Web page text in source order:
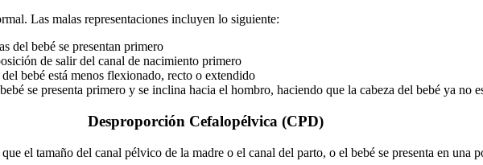
Las malas representaciones incluyen lo siguiente:
del bebé se presentan primero
de salir del canal de nacimiento primero
bebé está menos flexionado, recto o extendido
se presenta primero y se inclina hacia el hombro, haciendo que la cabeza del bebé ya no
Desproporción Cefalopélvica (CPD)
el tamaño del canal pélvico de la madre o el canal del parto, o el bebé se presenta en una